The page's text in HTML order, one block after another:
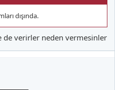
dışında.
de verirler neden vermesinler